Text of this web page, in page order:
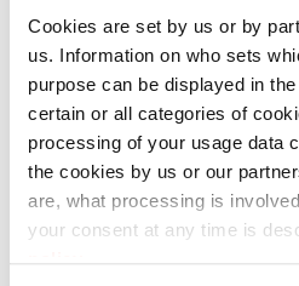
Cookies are set by us or by
us. Information on who sets
purpose can be displayed in
certain or all categories of
processing of your usage data
the cookies by us or our
are, what processing is
your consent at any time is
policy.
W jaki sposób